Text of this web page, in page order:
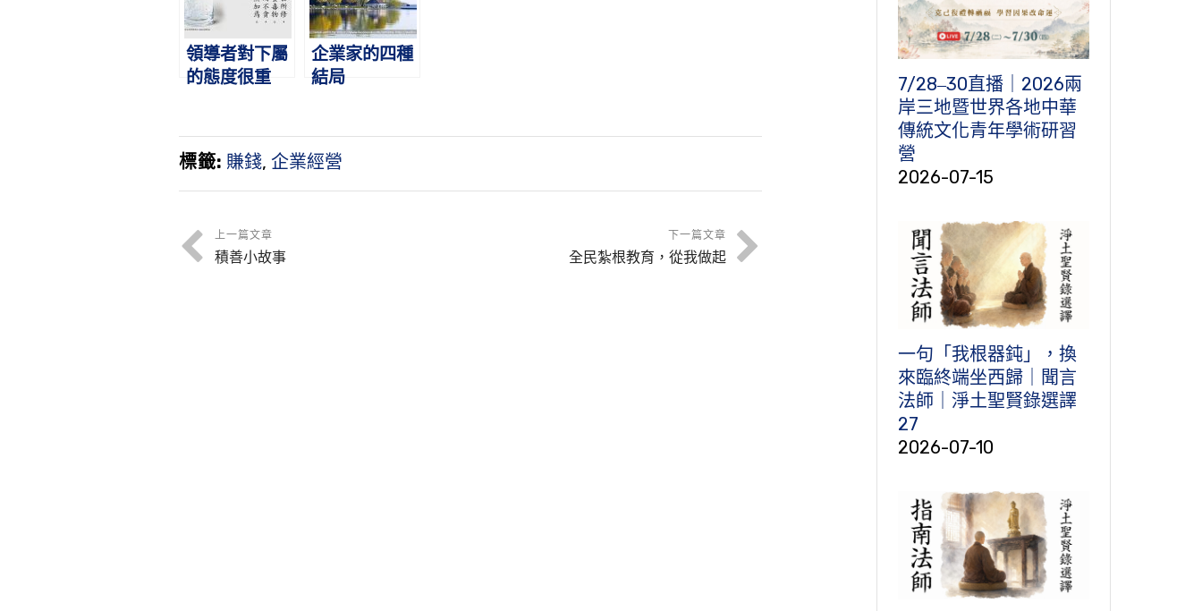
領導者對下屬
的態度很重
企業家的四種
結局
標籤: 賺錢, 企業經營
上一篇文章
積善小故事
下一篇文章
全民紮根教育，從我做起
7/28‒30直播｜2026兩
岸三地暨世界各地中華
傳統文化青年學術研習
營
2026-07-15
一句「我根器鈍」，換
來臨終端坐西歸｜聞言
法師｜淨土聖賢錄選譯
27
2026-07-10